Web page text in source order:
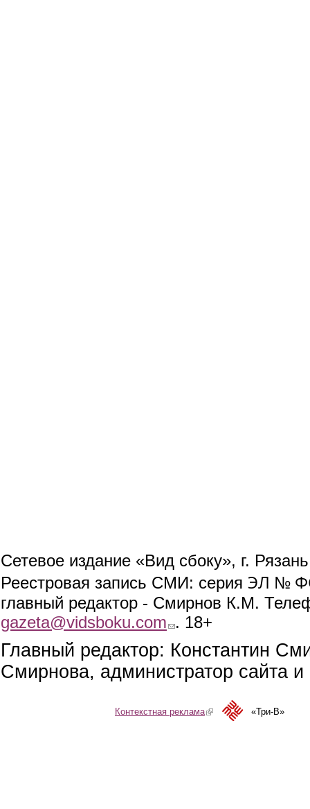
Сетевое издание «Вид сбоку», г.
Реестровая запись СМИ: серия ЭЛ №
главный редактор - Смирнов К.М.
gazeta@vidsboku.com (link sends e-mail)
. 18+
Главный редактор: Константин
Смирнова, администратор сайта
Контекстная реклама(link is external)«Три-В»